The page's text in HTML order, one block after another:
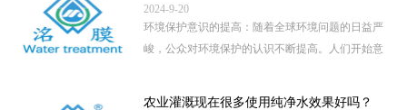
2024-9-20
环境保护意识的提高：随着全球环境问题的日益严
峻，公众对环境保护的认识不断提高。人们开始意
农业灌溉现在很多使用纯净水效果好吗？